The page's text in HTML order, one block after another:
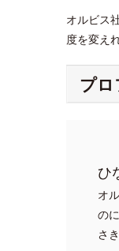
オルビス
度を変え
プロ
ひ
オ
の
さ